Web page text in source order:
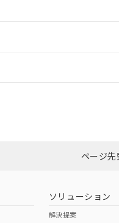
ダウンロードはこちら
（日本
（
ページ先
ソリューション
解決提案